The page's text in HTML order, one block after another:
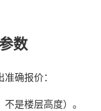
数
确报价：
是楼层高度）。